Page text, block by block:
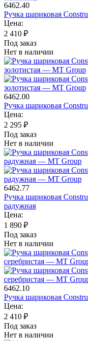
6462.40
Ручка шариковая
Цена:
2 410 ₽
Под заказ
Нет в наличии
6462.00
Ручка шариковая
Цена:
2 295 ₽
Под заказ
Нет в наличии
6462.77
Ручка шариковая
радужная
Цена:
1 890 ₽
Под заказ
Нет в наличии
6462.10
Ручка шариковая
Цена:
2 410 ₽
Под заказ
Нет в наличии